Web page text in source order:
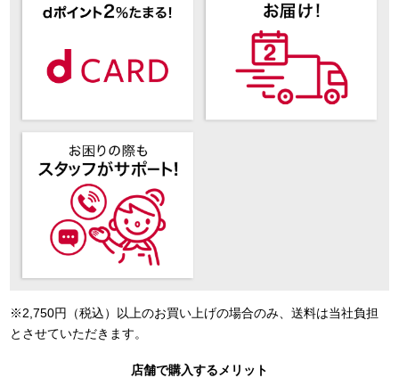
※2,750円（税込）以上のお買い上げの場合のみ、送料は当社負担
とさせていただきます。
店舗で購入するメリット